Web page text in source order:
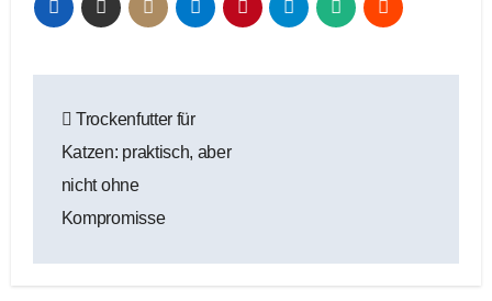
Trockenfutter für
Katzen: praktisch, aber
nicht ohne
Kompromisse